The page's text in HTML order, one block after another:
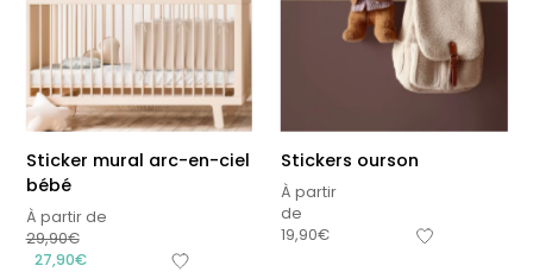
Sticker mural arc-en-ciel
bébé
À partir de
29,90€
27,90€
Stickers ourson
À partir
de
19,90€